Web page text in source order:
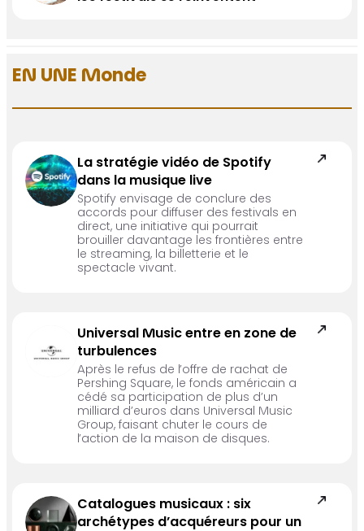
EN UNE Monde
La stratégie vidéo de Spotify
dans la musique live
Spotify envisage de conclure des
accords pour diffuser des festivals en
direct, une initiative qui pourrait
brouiller davantage les frontières entre
le streaming, la billetterie et le
spectacle vivant.
Universal Music entre en zone de
turbulences
Après le refus de l’offre de rachat de
Pershing Square, le fonds américain a
cédé sa participation de plus d’un
milliard d’euros dans Universal Music
Group, faisant chuter le cours de
l’action de la maison de disques.
Catalogues musicaux : six
archétypes d’acquéreurs pour un